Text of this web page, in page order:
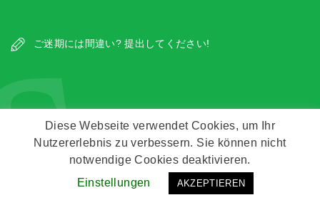
ご迷期には間違い? 提出してください!
Copyright © Zeitz Franko Zeitz
Kontakt Impressum Datenschutz
Diese Webseite verwendet Cookies, um Ihr
Nutzererlebnis zu verbessern. Sie können nicht
notwendige Cookies deaktivieren.
Einstellungen
AKZEPTIEREN